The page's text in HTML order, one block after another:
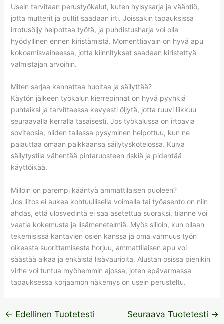
Usein tarvitaan perustyökalut, kuten hylsysarja ja vääntiö,
jotta mutterit ja pultit saadaan irti. Joissakin tapauksissa
irrotusöljy helpottaa työtä, ja puhdistusharja voi olla
hyödyllinen ennen kiristämistä. Momenttiavain on hyvä apu
kokoamisvaiheessa, jotta kiinnitykset saadaan kiristettyä
valmistajan arvoihin.
Miten sarjaa kannattaa huoltaa ja säilyttää?
Käytön jälkeen työkalun kierrepinnat on hyvä pyyhkiä
puhtaiksi ja tarvittaessa kevyesti öljytä, jotta ruuvi liikkuu
seuraavalla kerralla tasaisesti. Jos työkalussa on irtoavia
soviteosia, niiden tallessa pysyminen helpottuu, kun ne
palauttaa omaan paikkaansa säilytyskotelossa. Kuiva
säilytystila vähentää pintaruosteen riskiä ja pidentää
käyttöikää.
Milloin on parempi kääntyä ammattilaisen puoleen?
Jos liitos ei aukea kohtuullisella voimalla tai työasento on niin
ahdas, että ulosvedintä ei saa asetettua suoraksi, tilanne voi
vaatia kokemusta ja lisämenetelmiä. Myös silloin, kun ollaan
tekemisissä kantavien osien kanssa ja oma varmuus työn
oikeasta suorittamisesta horjuu, ammattilaisen apu voi
säästää aikaa ja ehkäistä lisävaurioita. Alustan osissa pienikin
virhe voi tuntua myöhemmin ajossa, joten epävarmassa
tapauksessa korjaamon näkemys on usein perusteltu.
← Edellinen Tuotetesti Seuraava Tuotetesti →